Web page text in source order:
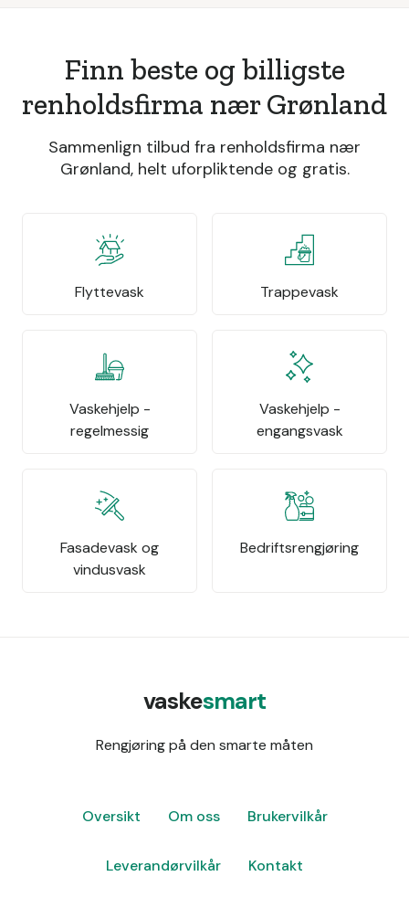
Finn beste og billigste
renholdsfirma nær Grønland
Sammenlign tilbud fra renholdsfirma nær
Grønland, helt uforpliktende og gratis.
Flyttevask Trappevask
Vaskehjelp -
regelmessig
Vaskehjelp -
engangsvask
Fasadevask og
vindusvask
Bedriftsrengjøring
vaskesmart
Rengjøring på den smarte måten
Oversikt Om oss Brukervilkår
Leverandørvilkår Kontakt